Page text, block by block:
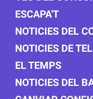
ESCAPA'T
NOTICIES DEL
NOTICIES DE
EL TEMPS
NOTICIES DEL